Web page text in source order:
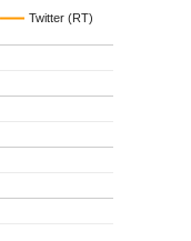
Twitter (RT)